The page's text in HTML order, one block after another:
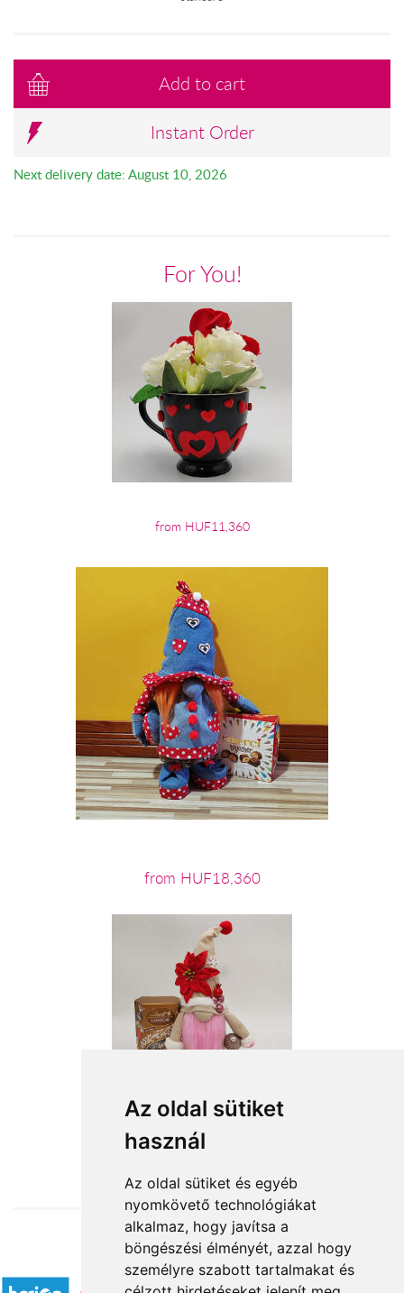
Az oldal sütiket
használ
Az oldal sütiket és egyéb
nyomkövető technológiákat
alkalmaz, hogy javítsa a
böngészési élményét, azzal hogy
személyre szabott tartalmakat és
Add to cart
Instant Order
Next delivery date: August 10, 2026
For You!
from HUF11,360
from HUF18,360
from HUF15,040
Accepted payment methods